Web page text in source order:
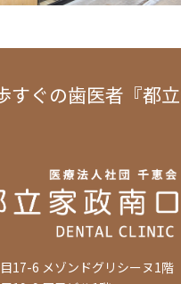
すぐの歯医者『都
17-6 メゾンドグリシーヌ1階